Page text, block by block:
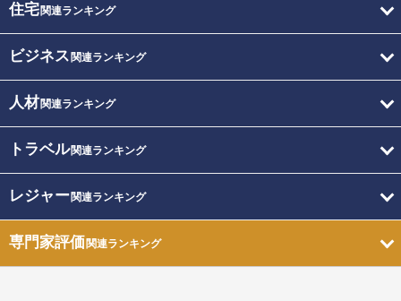
住宅関連ランキング
ビジネス 関連ランキング
人材関連ランキング
トラベル関連ランキング
レジャー関連ランキング
専門家評価関連ランキング